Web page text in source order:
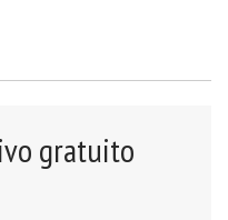
gratuito